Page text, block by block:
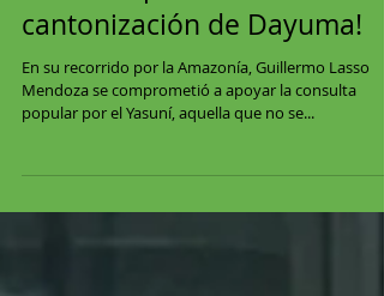
Consulta por el Yasuní!
cantonización de Dayuma!
En su recorrido por la Amazonía, Guillermo Lasso
popular por el Yasuní, aquella que no se...